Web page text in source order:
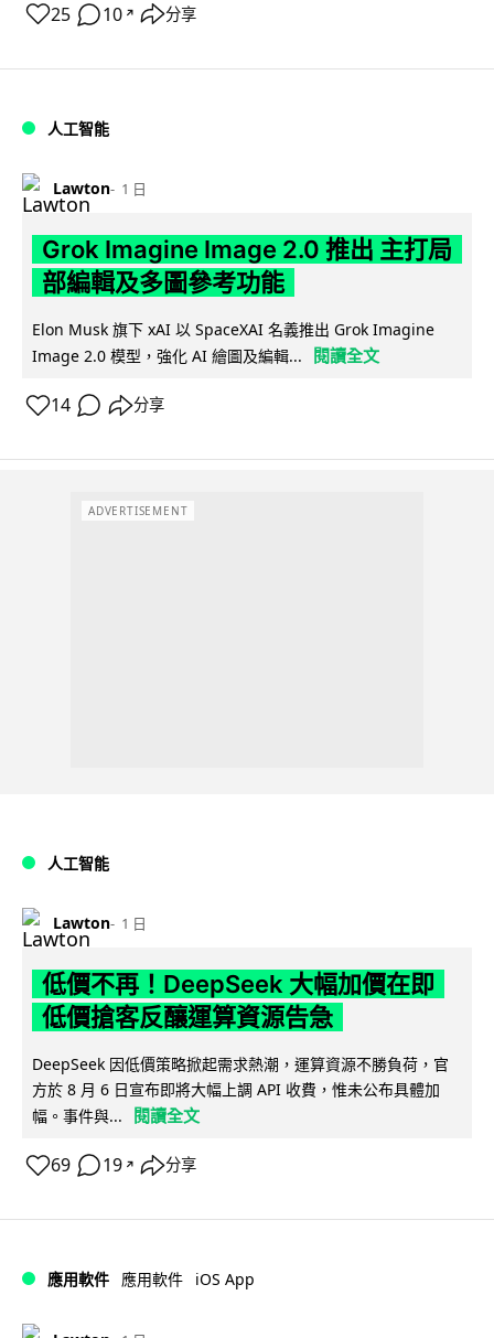
25 10 ↗ 分享
人工智能
Lawton 1 日
Grok Imagine Image 2.0 推出 主打局
部編輯及多圖參考功能
Elon Musk 旗下 xAI 以 SpaceXAI 名義推出 Grok Imagine
Image 2.0 模型，強化 AI 繪圖及編輯...
閱讀全文
14 分享
ADVERTISEMENT
人工智能
Lawton 1 日
低價不再！DeepSeek 大幅加價在即
低價搶客反釀運算資源告急
DeepSeek 因低價策略掀起需求熱潮，運算資源不勝負荷，官
方於 8 月 6 日宣布即將大幅上調 API 收費，惟未公布具體加
幅。事件與...
閱讀全文
69 19 ↗ 分享
應用軟件 應用軟件 iOS App